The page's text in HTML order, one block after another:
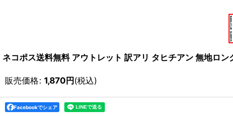
ネコポス送料無料 アウトレット 訳アリ タヒチアン 無地ロ
販売価格: 1,870円(税込)
Facebookでシェア